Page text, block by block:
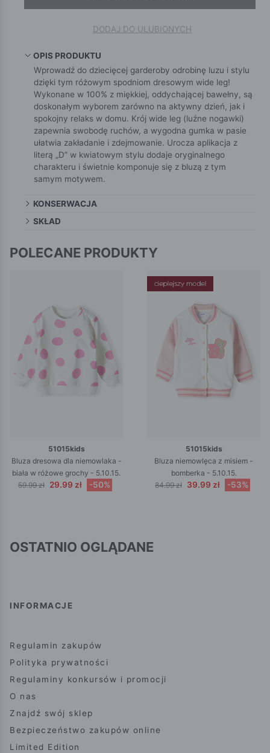
DODAJ DO ULUBIONYCH
OPIS PRODUKTU
Wprowadź do dziecięcej garderoby odrobinę luzu i stylu
dzięki tym różowym spodniom dresowym wide leg!
Wykonane w 100% z miękkiej, oddychającej bawełny, są
doskonałym wyborem zarówno na aktywny dzień, jak i
spokojny relaks w domu. Krój wide leg (luźne nogawki)
zapewnia swobodę ruchów, a wygodna gumka w pasie
ułatwia zakładanie i zdejmowanie. Urocza aplikacja z
literą „D” w kwiatowym stylu dodaje oryginalnego
charakteru i świetnie komponuje się z bluzą z tym
samym motywem.
KONSERWACJA
SKŁAD
POLECANE PRODUKTY
51015kids
Bluza dresowa dla niemowlaka -
biała w różowe grochy - 5.10.15.
59.99 zł 29.99 zł -50%
51015kids
Bluza niemowlęca z misiem -
bomberka - 5.10.15.
84.99 zł 39.99 zł -53%
OSTATNIO OGLĄDANE
INFORMACJE
Regulamin zakupów
Polityka prywatności
Regulaminy konkursów i promocji
O nas
Znajdź swój sklep
Bezpieczeństwo zakupów online
Limited Edition